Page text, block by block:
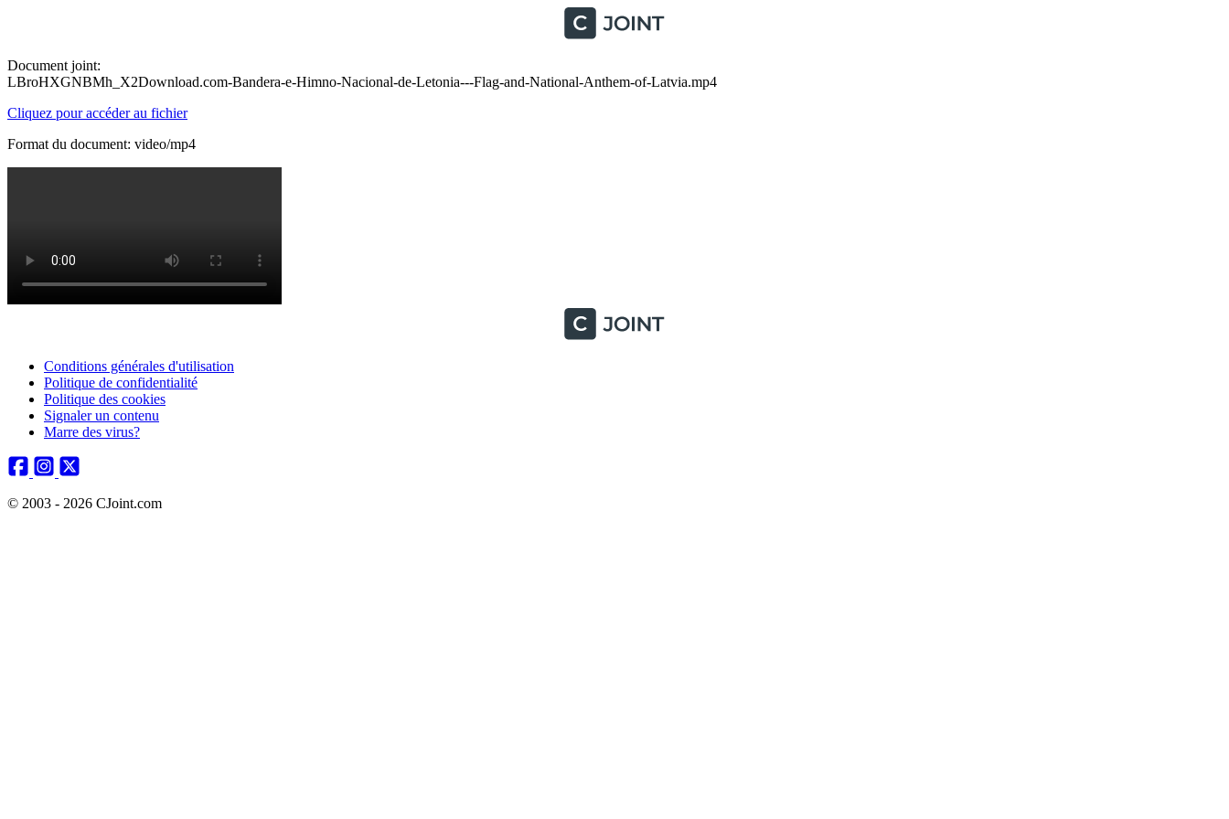
Document joint:
LBroHXGNBMh_X2Download.com-Bandera-e-Himno-Nacional-de-Letonia---Flag-and-National-Anthem-of-Latvia.mp4
Cliquez pour accéder au fichier
Format du document: video/mp4
Conditions générales d'utilisation
Politique de confidentialité
Politique des cookies
Signaler un contenu
Marre des virus?
© 2003 - 2026 CJoint.com